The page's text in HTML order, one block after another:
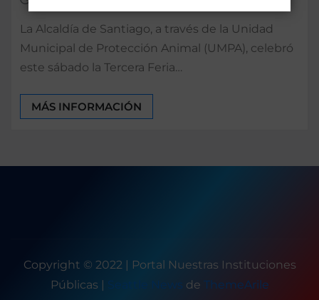
La Alcaldía de Santiago, a través de la Unidad
Municipal de Protección Animal (UMPA), celebró
este sábado la Tercera Feria…
MÁS INFORMACIÓN
Copyright © 2022 | Portal Nuestras Instituciones
Públicas
Seattle News de ThemeArile